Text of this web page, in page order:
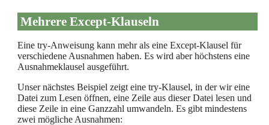
Mehrere Except-Klauseln
Eine try-Anweisung kann mehr als eine Except-Klausel für
verschiedene Ausnahmen haben. Es wird aber höchstens eine
Ausnahmeklausel ausgeführt.
Unser nächstes Beispiel zeigt eine try-Klausel, in der wir eine
Datei zum Lesen öffnen, eine Zeile aus dieser Datei lesen und
diese Zeile in eine Ganzzahl umwandeln. Es gibt mindestens
zwei mögliche Ausnahmen: